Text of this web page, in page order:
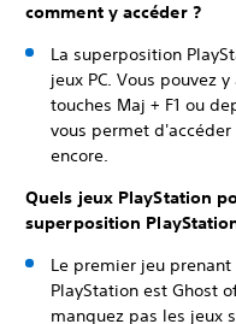
comment y accéder ?
La superposition
jeux PC. Vous pouvez
touches Maj + F1 ou
vous permet
encore.
Quels jeux PlayStation
superposition
Le premier jeu
PlayStation est Ghost
manquez pas les jeux